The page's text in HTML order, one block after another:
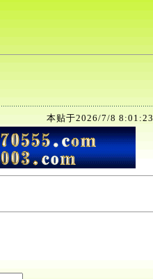
本贴于2026/7/8 8:01:23